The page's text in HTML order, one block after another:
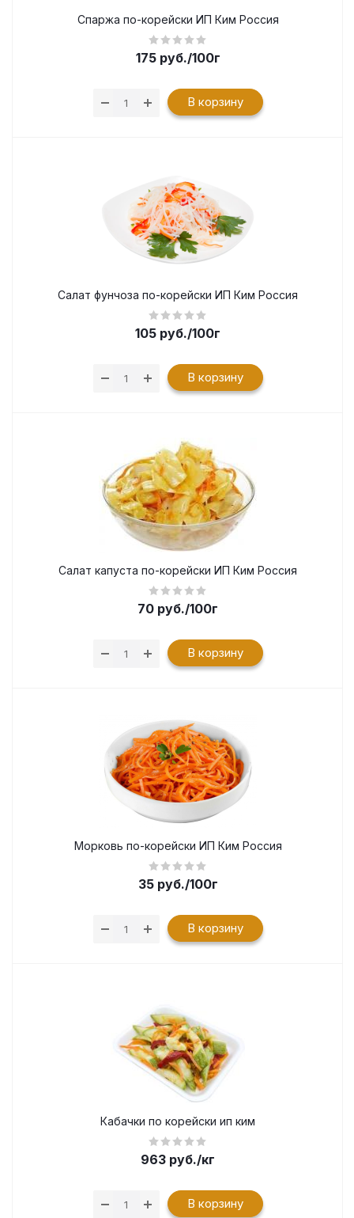
Спаржа по-корейски ИП Ким Россия
175руб./100г
В корзину
Салат фунчоза по-корейски ИП Ким Россия
105 руб./100г
В корзину
Салат капуста по-корейски ИП Ким Россия
70 руб./100г
В корзину
Морковь по-корейски ИП Ким Россия
35руб./100г
В корзину
Кабачки по корейски ип ким
963 руб./кг
В корзину